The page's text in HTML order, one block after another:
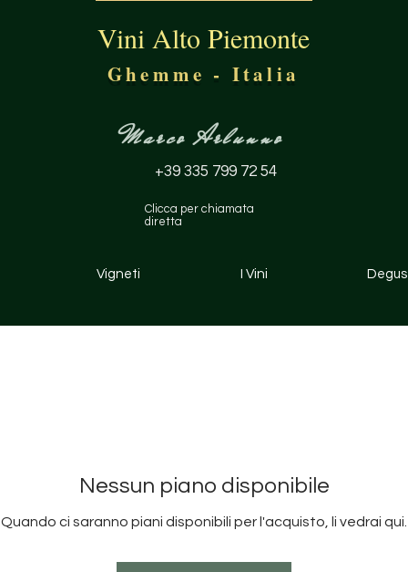
Vini Alto Piemonte
Ghemme - Italia
Marco Arlunno
+39 335 799 72 54
Clicca per chiamata
diretta
Vigneti I Vini
Nessun piano disponibile
Quando ci saranno piani disponibili per l'acquisto, li vedrai qui.